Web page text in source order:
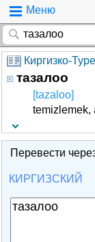
Меню
Киргизко-
тазалоо
[tazaloo]
temizlemek,
Перевести
КИРГИЗСКИЙ